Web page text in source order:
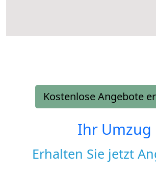
Kostenlose Angebote
Ihr Umzug
Erhalten Sie jetzt